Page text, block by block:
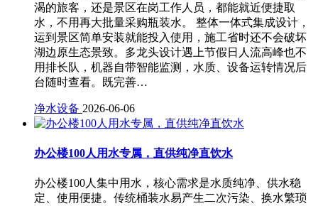
渴的旅客，还是景区在岗工作人员，都能就近便捷取
水，不用再大批量采购瓶装水。 整体一体式集成设计，
运到景区简单安装就能投入使用，施工省时还不会破坏
湖边原生态景致。多龙头设计遇上节假日人流高峰也不
用排长队，机器自带智能监测，水质、设备运转情况后
台随时查看。既完善…
净水设备 2026-06-06
办公楼100人用水专属，直供纯净直饮水
办公楼100人集中用水，核心需求是水质纯净、供水稳
定、使用便捷。传统桶装水易产生二次污染、换水繁琐